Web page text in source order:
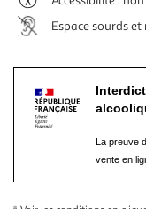
Espace sourds
La preuve
vente en